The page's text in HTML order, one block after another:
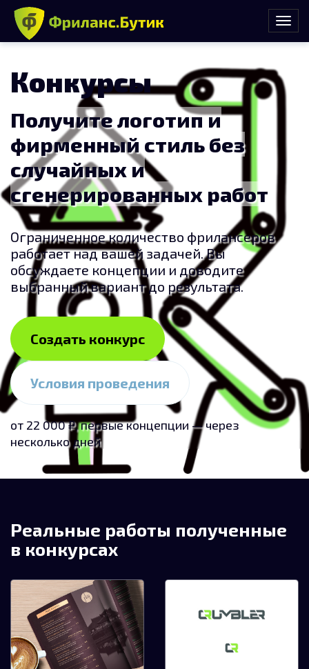
Конкурсы
Получите логотип и
фирменный стиль без
случайных и
сгенерированных работ
Ограниченное количество фрилансеров
работает над вашей задачей. Вы
обсуждаете концепции и доводите
выбранный вариант до результата.
Создать конкурс
Условия проведения
от 22 000 ₽, первые концепции — через
несколько дней
Реальные работы полученные
в конкурсах